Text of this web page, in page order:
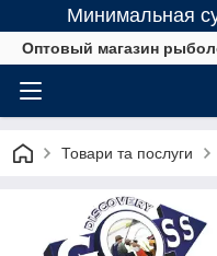
Минимальная
Оптовый магазин
Товари та послуги